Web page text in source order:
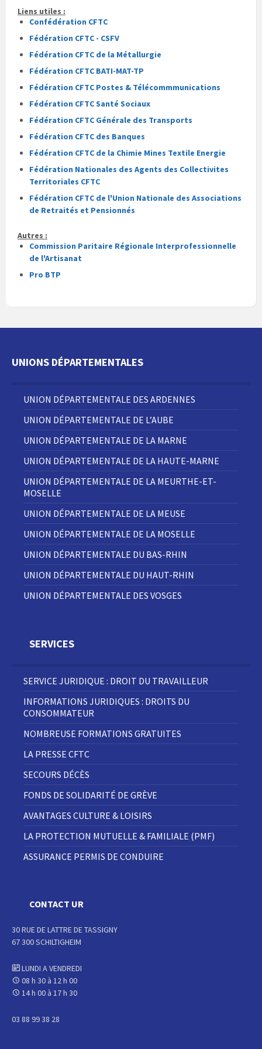
Liens utiles :
Confédération CFTC
Fédération CFTC - CSFV
Fédération CFTC de la Métallurgie
Fédération CFTC BATI-MAT-TP
Fédération CFTC Postes & Télécommmunications
Fédération CFTC Santé Sociaux
Fédération CFTC Générale des Transports
Fédération CFTC des Banques
Fédération CFTC de la Chimie Mines Textile Energie
Fédération Nationales des Agents des Collectivites
Territoriales CFTC
Fédération CFTC de l'Union Nationale des Associations
de Retraités et Pensionnés
Autres :
Commission Paritaire Régionale Interprofessionnelle
de l'Artisanat
Pro BTP
UNIONS DÉPARTEMENTALES
UNION DÉPARTEMENTALE DES ARDENNES
UNION DÉPARTEMENTALE DE L’AUBE
UNION DÉPARTEMENTALE DE LA MARNE
UNION DÉPARTEMENTALE DE LA HAUTE-MARNE
UNION DÉPARTEMENTALE DE LA MEURTHE-ET-
MOSELLE
UNION DÉPARTEMENTALE DE LA MEUSE
UNION DÉPARTEMENTALE DE LA MOSELLE
UNION DÉPARTEMENTALE DU BAS-RHIN
UNION DÉPARTEMENTALE DU HAUT-RHIN
UNION DÉPARTEMENTALE DES VOSGES
SERVICES
SERVICE JURIDIQUE : DROIT DU TRAVAILLEUR
INFORMATIONS JURIDIQUES : DROITS DU
CONSOMMATEUR
NOMBREUSE FORMATIONS GRATUITES
LA PRESSE CFTC
SECOURS DÉCÈS
FONDS DE SOLIDARITÉ DE GRÈVE
AVANTAGES CULTURE & LOISIRS
LA PROTECTION MUTUELLE & FAMILIALE (PMF)
ASSURANCE PERMIS DE CONDUIRE
CONTACT UR
30 RUE DE LATTRE DE TASSIGNY
67 300 SCHILTIGHEIM
LUNDI A VENDREDI
08 h 30 à 12 h 00
14 h 00 à 17 h 30
03 88 99 38 28